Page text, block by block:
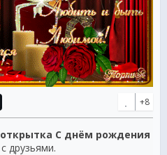
+8
открытка С днём рождения
друзьями.